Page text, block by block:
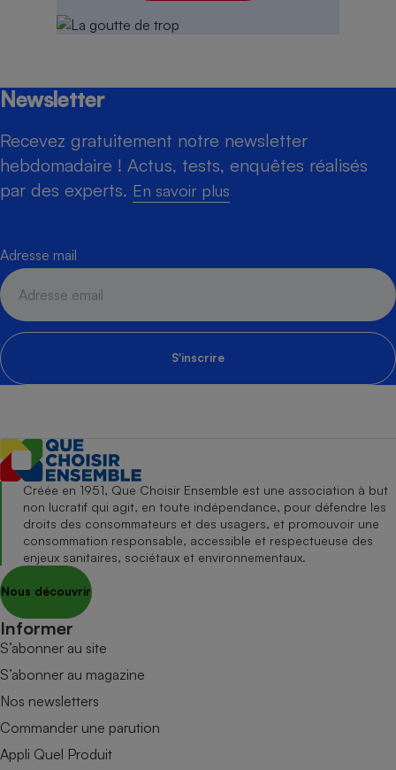
Newsletter
Recevez gratuitement notre newsletter
hebdomadaire ! Actus, tests, enquêtes réalisés
par des experts. En savoir plus
Adresse mail
S'inscrire
Créée en 1951, Que Choisir Ensemble est une association à but
non lucratif qui agit, en toute indépendance, pour défendre les
droits des consommateurs et des usagers, et promouvoir une
consommation responsable, accessible et respectueuse des
enjeux sanitaires, sociétaux et environnementaux.
Nous découvrir
Informer
S’abonner au site
S’abonner au magazine
Nos newsletters
Commander une parution
Appli Quel Produit